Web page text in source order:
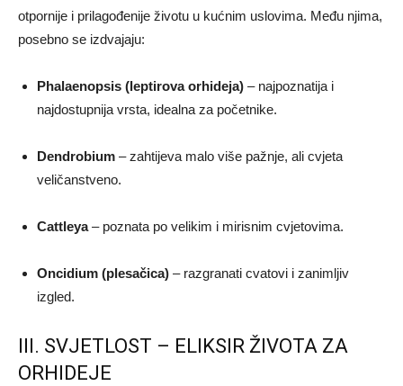
otpornije i prilagođenije životu u kućnim uslovima. Među njima,
posebno se izdvajaju:
Phalaenopsis (leptirova orhideja) – najpoznatija i
najdostupnija vrsta, idealna za početnike.
Dendrobium – zahtijeva malo više pažnje, ali cvjeta
veličanstveno.
Cattleya– poznata po velikim i mirisnim cvjetovima.
Oncidium (plesačica) – razgranati cvatovi i zanimljiv
izgled.
III. SVJETLOST – ELIKSIR ŽIVOTA ZA
ORHIDEJE